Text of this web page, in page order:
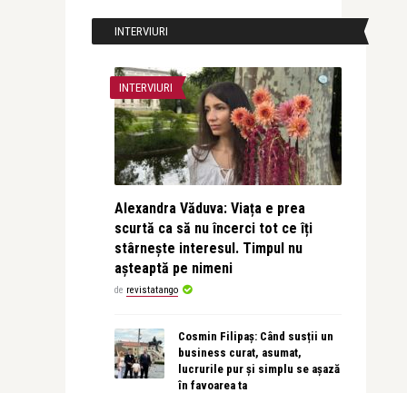
INTERVIURI
INTERVIURI
Alexandra Văduva: Viața e prea
scurtă ca să nu încerci tot ce îți
stârnește interesul. Timpul nu
așteaptă pe nimeni
de revistatango
Cosmin Filipaș: Când susții un
business curat, asumat,
lucrurile pur și simplu se așază
în favoarea ta